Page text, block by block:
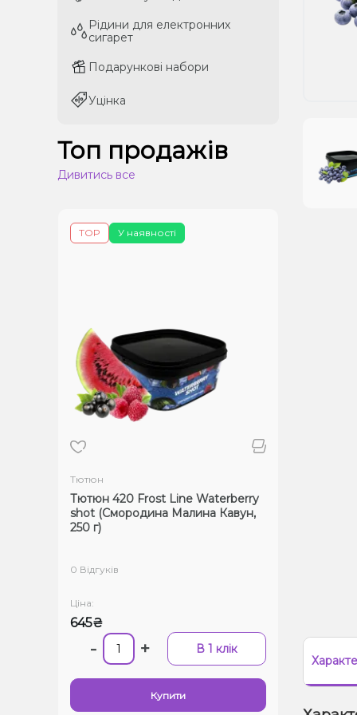
Рідини для електронних
сигарет
Подарункові набори
Уцінка
Рідини для електронних
сигарет
Подарункові набори
Уцінка
Топ продажів
Дивитись все
У наявності
TOP
Тютюн
Тютюн 420 Frost Line Waterberry
shot (Смородина Малина Кавун,
250 г)
0 Відгуків
Ціна:
645₴
- + В 1 клік
Купити